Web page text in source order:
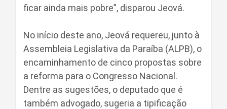
ficar ainda mais pobre”, disparou Jeová.
No início deste ano, Jeová requereu, junto à
Assembleia Legislativa da Paraíba (ALPB), o
encaminhamento de cinco propostas sobre
a reforma para o Congresso Nacional.
Dentre as sugestões, o deputado que é
também advogado, sugeria a tipificação